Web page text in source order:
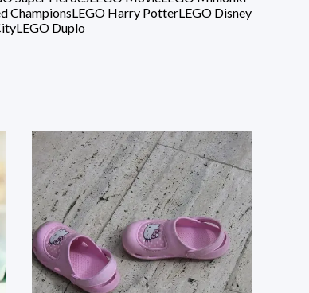
ChampionsLEGO Harry PotterLEGO Disney
LEGO Duplo